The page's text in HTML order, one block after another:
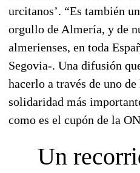
urcitanos’. “Es también
orgullo de Almería, y de
almerienses, en toda
Segovia-. Una difusión
hacerlo a través de uno
solidaridad más
como es el cupón de la
Un